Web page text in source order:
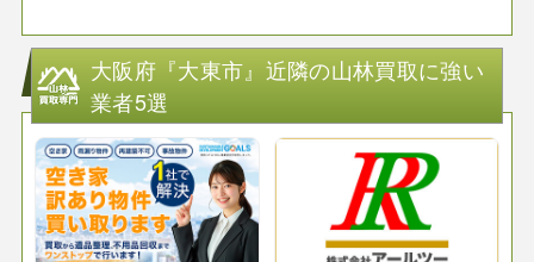
大阪府『大東市』近隣の山林買取に強い
業者5選